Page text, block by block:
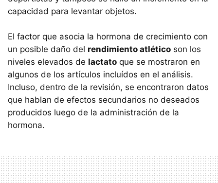
capacidad para levantar objetos.
El factor que asocia la hormona de crecimiento con
un posible daño del rendimiento atlético son los
niveles elevados de lactato que se mostraron en
algunos de los artículos incluídos en el análisis.
Incluso, dentro de la revisión, se encontraron datos
que hablan de efectos secundarios no deseados
producidos luego de la administración de la
hormona.